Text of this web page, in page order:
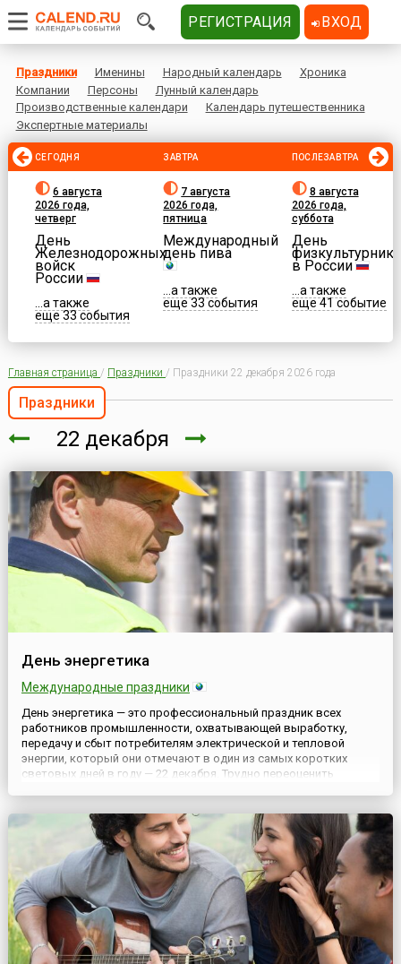
Праздники Именины Народный календарь
Хроника
Компании
Персоны
Лунный календарь
Производственные календари
Календарь путешественника
Экспертные материалы
СЕГОДНЯ
6 августа
2026 года,
четверг
День
Железнодорожных
войск
России
...а также
еще 33 события
ЗАВТРА
7 августа
2026 года,
пятница
Международный
день пива
...а также
еще 33 события
ПОСЛЕЗАВТРА
8 августа
2026 года,
суббота
День
физкультурника
в России
...а также
еще 41 событие
Главная страница / Праздники / Праздники 22 декабря 2026 года
Праздники
22 декабря
День энергетика
Международные праздники
День энергетика — это профессиональный праздник всех
работников промышленности, охватывающей выработку,
передачу и сбыт потребителям электрической и тепловой
энергии, который они отмечают в один из самых коротких
световых дней в году — 22 декабря. Трудно переоценить
обеспечивает комфор...
РЕГИСТРАЦИЯ ВХОД